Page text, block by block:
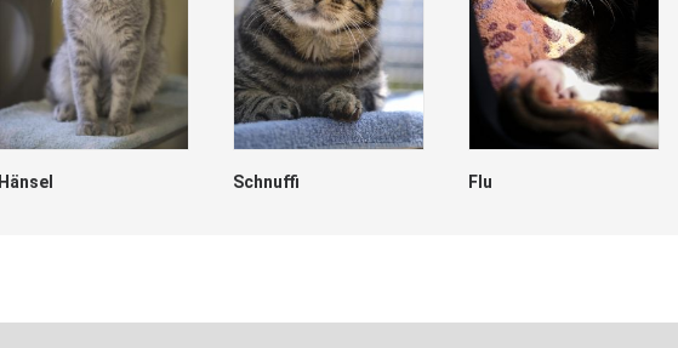
Hänsel Schnuffi Flu